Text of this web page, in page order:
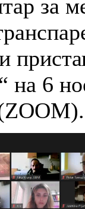
за
на 6